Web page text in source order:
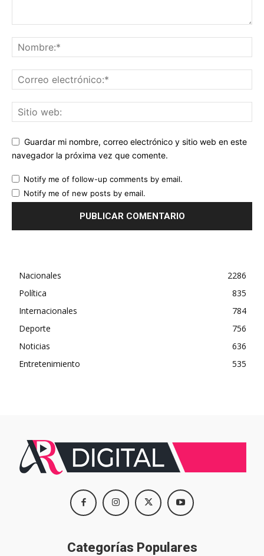
Guardar mi nombre, correo electrónico y sitio web en este
navegador la próxima vez que comente.
Notify me of follow-up comments by email.
Notify me of new posts by email.
Nacionales
2286
Política
835
Internacionales
784
Deporte
756
Noticias
636
Entretenimiento
535
Categorías Populares